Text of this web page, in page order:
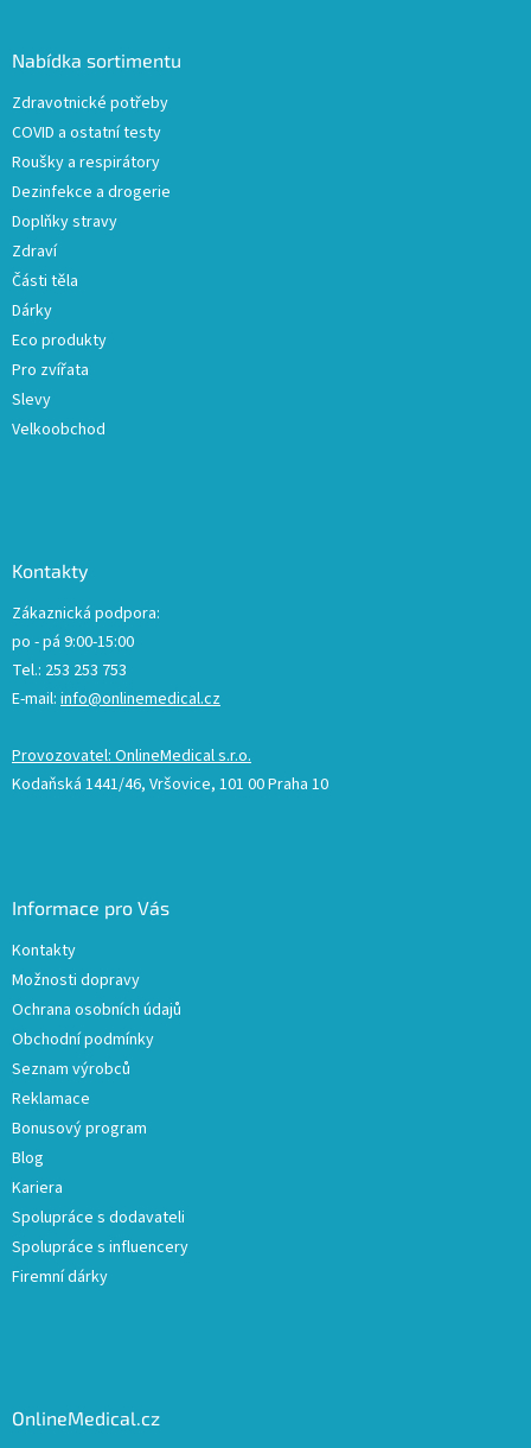
Nabídka sortimentu
Zdravotnické potřeby
COVID a ostatní testy
Roušky a respirátory
Dezinfekce a drogerie
Doplňky stravy
Zdraví
Části těla
Dárky
Eco produkty
Pro zvířata
Slevy
Velkoobchod
Kontakty
Zákaznická podpora:
po - pá 9:00-15:00
Tel.: 253 253 753
E-mail: info@onlinemedical.cz
Provozovatel: OnlineMedical s.r.o.
Kodaňská 1441/46, Vršovice, 101 00 Praha 10
Informace pro Vás
Kontakty
Možnosti dopravy
Ochrana osobních údajů
Obchodní podmínky
Seznam výrobců
Reklamace
Bonusový program
Blog
Kariera
Spolupráce s dodavateli
Spolupráce s influencery
Firemní dárky
OnlineMedical.cz